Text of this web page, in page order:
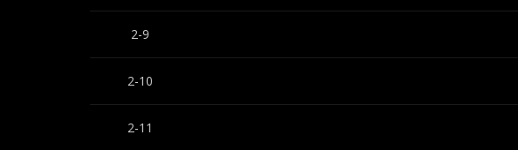
2-9
2-10
2-11